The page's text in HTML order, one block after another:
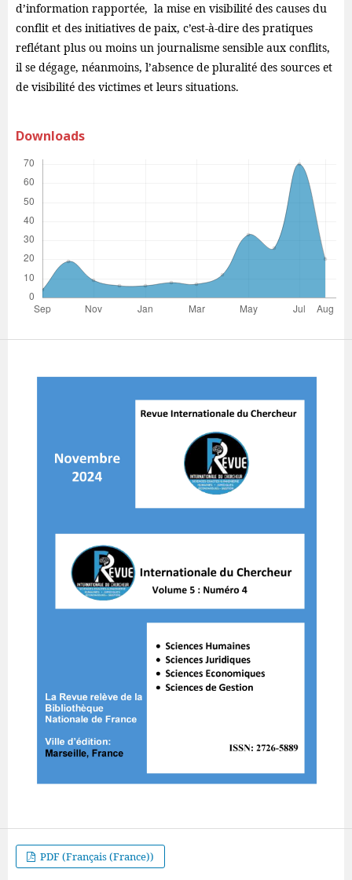
d’information rapportée, la mise en visibilité des causes du
conflit et des initiatives de paix, c’est-à-dire des pratiques
reflétant plus ou moins un journalisme sensible aux conflits,
il se dégage, néanmoins, l’absence de pluralité des sources et
de visibilité des victimes et leurs situations.
Downloads
PDF (Français (France))